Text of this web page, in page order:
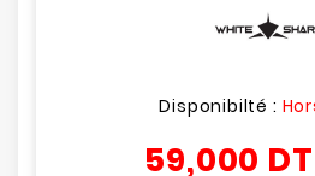
Disponibilté :
59,000 DT